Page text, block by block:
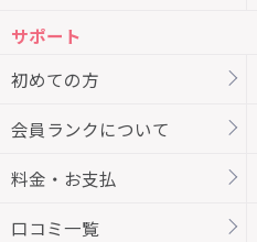
サポート
初めての方
会員ランクについて
料金・お支払
口コミ一覧